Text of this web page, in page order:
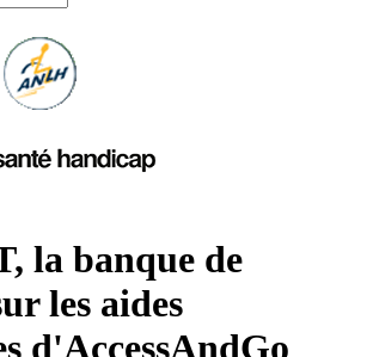
la banque de
les aides
d'AccessAndGo